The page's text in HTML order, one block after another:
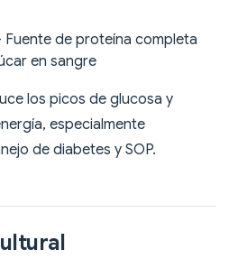
Fuente de proteína completa
en sangre
los picos de glucosa y
especialmente
de diabetes y SOP.